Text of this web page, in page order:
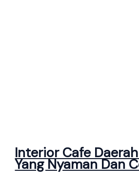
Interior Cafe
Yang Nyaman Dan